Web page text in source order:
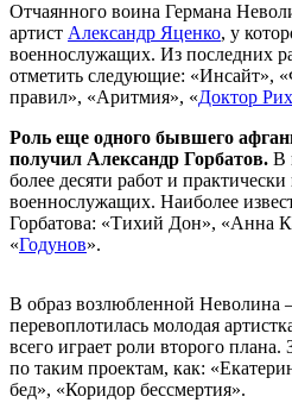
Отчаянного воина Германа
артист Александр Яценко, у
военнослужащих. Из последних
отметить следующие: «Инсайт»,
правил», «Аритмия», «Доктор
Роль еще одного бывшего
получил Александр Горбатов. В
более десяти работ и
военнослужащих. Наиболее
Горбатова: «Тихий Дон», «Анна
«Годунов».
В образ возлюбленной Неволина
перевоплотилась молодая
всего играет роли второго плана.
по таким проектам, как:
бед», «Коридор бессмертия».